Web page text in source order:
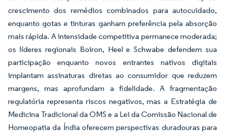
crescimento dos remédios combinados para autocuidado,
enquanto gotas e tinturas ganham preferência pela absorção
mais rápida. A intensidade competitiva permanece moderada;
os líderes regionais Boiron, Heel e Schwabe defendem sua
participação enquanto novos entrantes nativos digitais
implantam assinaturas diretas ao consumidor que reduzem
margens, mas aprofundam a fidelidade. A fragmentação
regulatória representa riscos negativos, mas a Estratégia de
Medicina Tradicional da OMS e a Lei da Comissão Nacional de
Homeopatia da Índia oferecem perspectivas duradouras para